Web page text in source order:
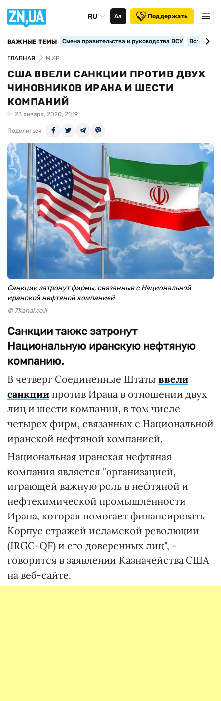
RU Аа Поддержать
ВАЖНЫЕ ТЕМЫ Смена правительства и руководства ВСУ
ГЛАВНАЯ МИР
США ВВЕЛИ САНКЦИИ ПРОТИВ ДВУХ
ЧИНОВНИКОВ ИРАНА И ШЕСТИ
КОМПАНИЙ
23 января, 2020, 21:19
Поделиться
Санкции затронут фирмы, связанные с Национальной
иранской нефтяной компанией
© 7Kanal.co.il
Санкции также затронут
Национальную иранскую нефтяную
компанию.
В четверг Соединенные Штаты ввели
санкции против Ирана в отношении двух
лиц и шести компаний, в том числе
четырех фирм, связанных с Национальной
иранской нефтяной компанией.
Национальная иранская нефтяная
компания является "организацией,
играющей важную роль в нефтяной и
нефтехимической промышленности
Ирана, которая помогает финансировать
Корпус стражей исламской революции
(IRGC-QF) и его доверенных лиц", -
говорится в заявлении Казначейства США
на веб-сайте.